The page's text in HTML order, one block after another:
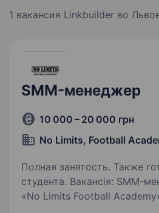
1 вакансия Linkbuilder во
SMM-менеджер
10 000 – 20 000 грн
No Limits, Football
Полная занятость. Также
студента. Вакансія: SMM-менеджер в компанії
«No Limits Football